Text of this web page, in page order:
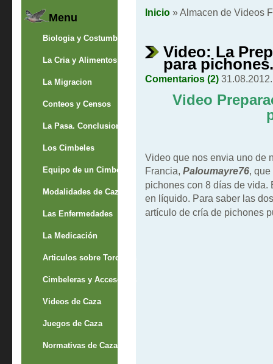
Menu
Biologia y Costumbres
La Cria y Alimentos
La Migracion
Conteos y Censos
La Pasa. Conclusion
Los Cimbeles
Equipo de un Cimbelero
Modalidades de Caza
Las Enfermedades
La Medicación
Articulos sobre Torcaces
Cimbeleras y Accesorios
Videos de Caza
Juegos de Caza
Normativas de Caza
Inicio» Almacen de Videos
Video: La
para pichones.
Comentarios (2)
Video
Video que nos envia uno de
Francia, Paloumayre76, que
pichones con 8 días de
en líquido. Para saber las
artículo de cría de pichones